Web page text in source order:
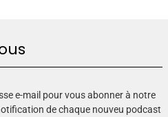
e-mail pour vous abonner à notre
de chaque nouveu podcast